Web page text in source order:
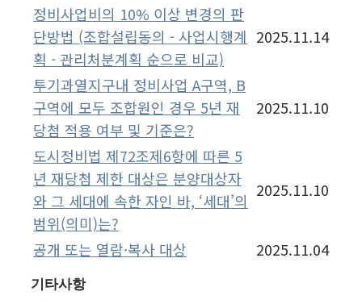
정비사업비의 10% 이상 변경의 판
단방법 (조합설립동의 - 사업시행계
획 - 관리처분계획 순으로 비교)
2025.11.14
투기과열지구내 정비사업 A구역, B
구역에 모두 조합원인 경우 5년 재
당첨 적용 여부 및 기준은?
2025.11.10
도시정비법 제72조제6항에 따른 5
년 재당첨 제한 대상은 분양대상자
와 그 세대에 속한 자인 바, ‘세대’의
범위(의미)는?
2025.11.10
공개 또는 열람·복사 대상 2025.11.04
기타사항